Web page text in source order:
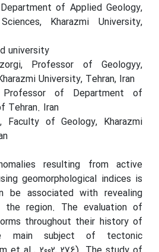
of Applied Geology,
Kharazmi University,
university
Professor of Geologyy,
University, Tehran, Iran
of Department of
Tehran. Iran
Faculty of Geology, Kharazmi
resulting from active
geomorphological indices is
be associated with revealing
the region. The evaluation of
throughout their history of
main subject of tectonic